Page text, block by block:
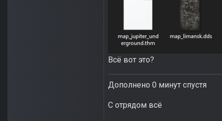
Всё вот это?
Дополнено 0 минут спустя
С отрядом всё